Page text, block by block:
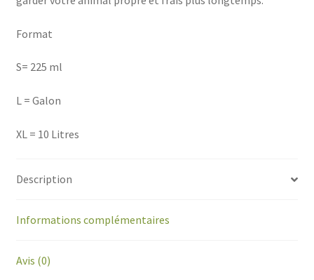
Format
S= 225 ml
L = Galon
XL = 10 Litres
Description
Informations complémentaires
Avis (0)